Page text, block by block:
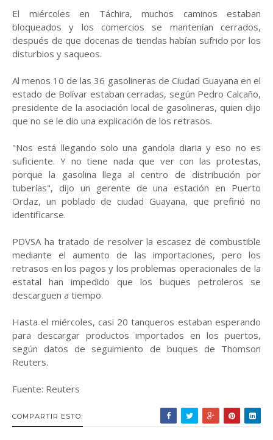
El miércoles en Táchira, muchos caminos estaban
bloqueados y los comercios se mantenían cerrados,
después de que docenas de tiendas habían sufrido por los
disturbios y saqueos.
Al menos 10 de las 36 gasolineras de Ciudad Guayana en el
estado de Bolívar estaban cerradas, según Pedro Calcaño,
presidente de la asociación local de gasolineras, quien dijo
que no se le dio una explicación de los retrasos.
"Nos está llegando solo una gandola diaria y eso no es
suficiente. Y no tiene nada que ver con las protestas,
porque la gasolina llega al centro de distribución por
tuberías", dijo un gerente de una estación en Puerto
Ordaz, un poblado de ciudad Guayana, que prefirió no
identificarse.
PDVSA ha tratado de resolver la escasez de combustible
mediante el aumento de las importaciones, pero los
retrasos en los pagos y los problemas operacionales de la
estatal han impedido que los buques petroleros se
descarguen a tiempo.
Hasta el miércoles, casi 20 tanqueros estaban esperando
para descargar productos importados en los puertos,
según datos de seguimiento de buques de Thomson
Reuters.
Fuente: Reuters
COMPARTIR ESTO: